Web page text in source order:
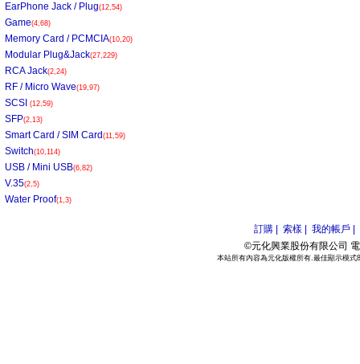
EarPhone Jack / Plug(12,54)
Game(4,68)
Memory Card / PCMCIA(10,20)
Modular Plug&Jack(27,229)
RCA Jack(2,24)
RF / Micro Wave(19,97)
SCSI (12,59)
SFP(2,13)
Smart Card / SIM Card (11,59)
Switch(10,114)
USB / Mini USB(6,82)
V.35(2,5)
Water Proof(1,3)
訂購 | 索樣 |
我的帳戶 |
©元化興業股份有限公司
本站所有內容為元化版權所有.最佳顯示模